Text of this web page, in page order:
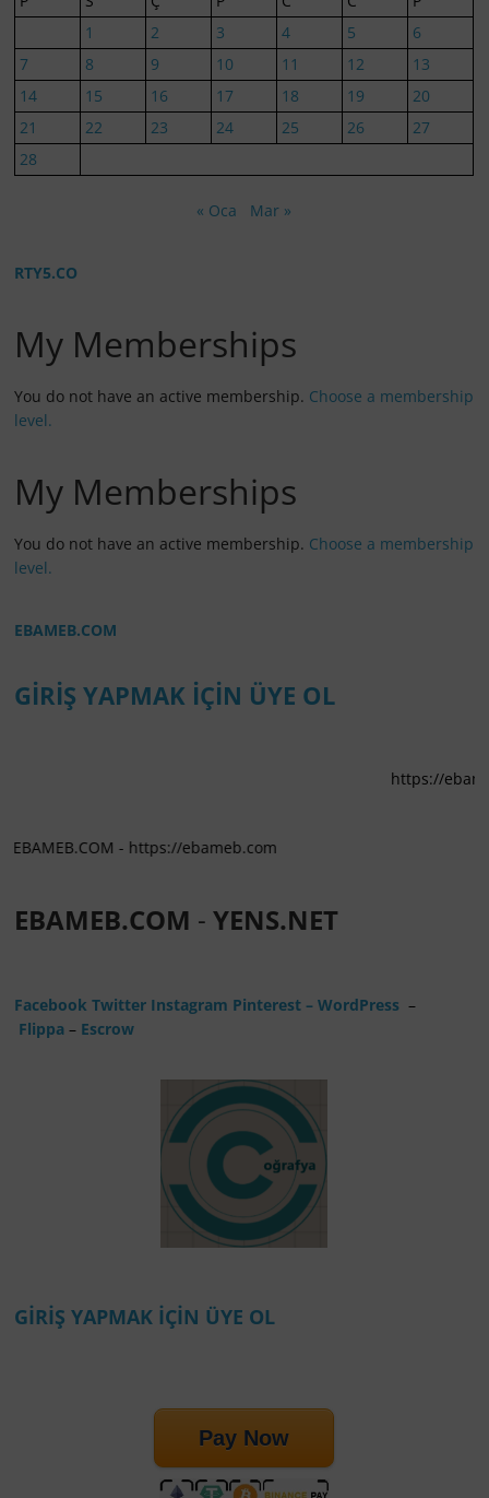
1
2 3 4 5
6
7
8 9 10 11 12
13
14
15 16 17 18 19
20
21
22 23 24 25 26
27
28
« Oca Mar »
RTY5.CO
My Memberships
You do not have an active membership. Choose a membership
level.
My Memberships
You do not have an active membership. Choose a membership
level.
EBAMEB.COM
GİRİŞ YAPMAK İÇİN ÜYE OL
https://ebameb.com
- https://ebameb.com
EBAMEB.COM -YENS.NET
FacebookTwitter Instagram Pinterest– WordPress –
Flippa – Escrow
GİRİŞ YAPMAK İÇİN ÜYE OL
Pay Now